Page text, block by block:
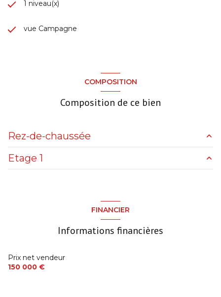
1 niveau(x)
vue Campagne
COMPOSITION
Composition de ce bien
Rez-de-chaussée
cuisine
Etage 1
FINANCIER
Informations financières
Prix net vendeur
150 000 €